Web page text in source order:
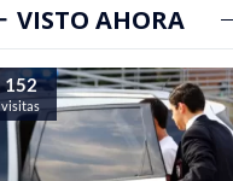
VISTO AHORA
152
visitas